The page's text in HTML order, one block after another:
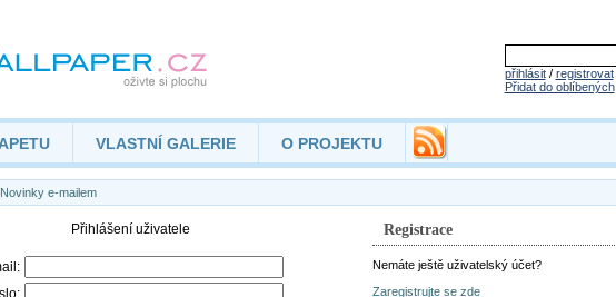
přihlásit/ registrovat
Přidat do oblíbených
VLASTNÍ GALERIE O PROJEKTU
e-mailem
Registrace
Nemáte ještě uživatelský účet?
Zaregistrujte se zde